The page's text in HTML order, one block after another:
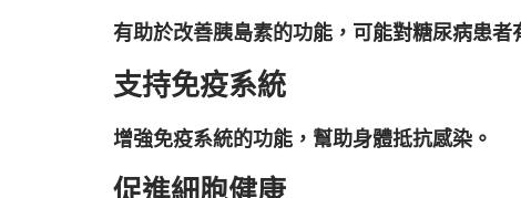
有助於改善胰島素的功能，可能對糖尿病患者
支持免疫系統
增強免疫系統的功能，幫助身體抵抗感染。